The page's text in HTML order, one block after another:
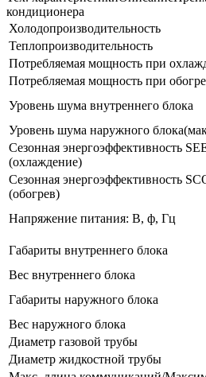
кондиционера
Холодопроизводительность
Теплопроизводительность
Потребляемая мощность при
Потребляемая мощность при
Уровень шума внутреннего блока
Уровень шума наружного
Сезонная энергоэффективность
(охлаждение)
Сезонная энергоэффективность
(обогрев)
Напряжение питания: В, ф, Гц
Габариты внутреннего блока
Вес внутреннего блока
Габариты наружного блока
Вес наружного блока
Диаметр газовой трубы
Диаметр жидкостной трубы